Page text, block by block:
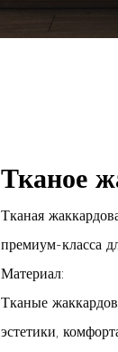
Тканое
Тканая
премиум-класса
Материал:
Тканые
эстетики,